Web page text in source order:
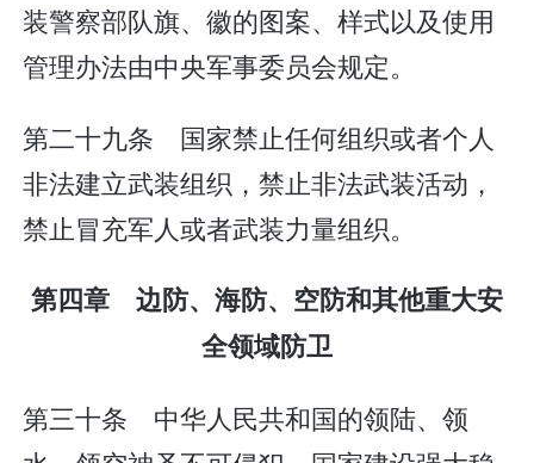
装警察部队旗、徽的图案、样式以及使用
管理办法由中央军事委员会规定。
第二十九条 国家禁止任何组织或者个人
非法建立武装组织，禁止非法武装活动，
禁止冒充军人或者武装力量组织。
第四章 边防、海防、空防和其他重大安
全领域防卫
第三十条 中华人民共和国的领陆、领